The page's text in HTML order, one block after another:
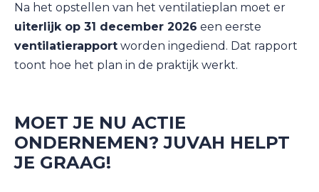
Na het opstellen van het ventilatieplan moet er
uiterlijk op 31 december 2026 een eerste
ventilatierapport worden ingediend. Dat rapport
toont hoe het plan in de praktijk werkt.
MOET JE NU ACTIE
ONDERNEMEN? JUVAH HELPT
JE GRAAG!